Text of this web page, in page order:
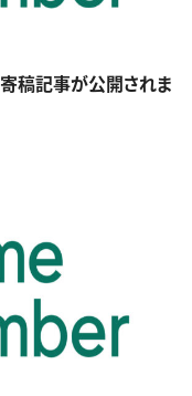
稿記事が公開されま